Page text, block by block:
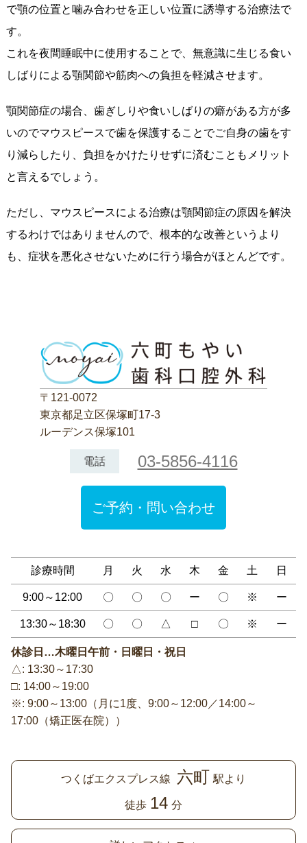
で顎の位置と噛み合わせを正しい位置に誘導する治療法で
す。
これを夜間睡眠中に使用することで、無意識に生じる食い
しばりによる顎関節や筋肉への負担を軽減させます。
顎関節症の場合、歯ぎしりや食いしばりの癖がある方が多
いのでマウスピースで歯を保護することでご自身の歯をす
り減らしたり、負担をかけたりせずに済むこともメリット
と言えるでしょう。
ただし、マウスピースによる治療は顎関節症の原因を解決
するわけではありませんので、根本的な改善というより
も、症状を悪化させないために行う場合がほとんどです。
〒121-0072
東京都足立区保塚町17-3
ルーデンス保塚101
電話 03-5856-4116
ご予約・問い合わせ
診療時間 月 火 水 木 金 土 日
9:00～12:00 〇 〇 〇 ー 〇 ※ ー
13:30～18:30 〇 〇 △ □ 〇 ※ ー
休診日…木曜日午前・日曜日・祝日
△: 13:30～17:30
□: 14:00～19:00
※: 9:00～13:00（月に1度、9:00～12:00／14:00～
17:00（矯正医在院））
つくばエクスプレス線 六町 駅より
徒歩 14 分